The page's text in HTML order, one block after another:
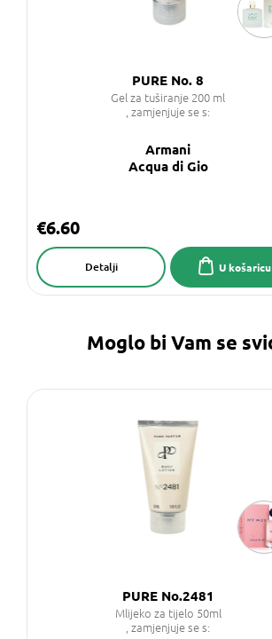
PURE No. 8
Gel za tuširanje 200 ml
, zamjenjuje se s:
Armani
Acqua di Gio
€6.60
U košaricu
Detalji
Moglo bi Vam se
PURE No.2481
Mlijeko za tijelo 50ml
, zamjenjuje se s: